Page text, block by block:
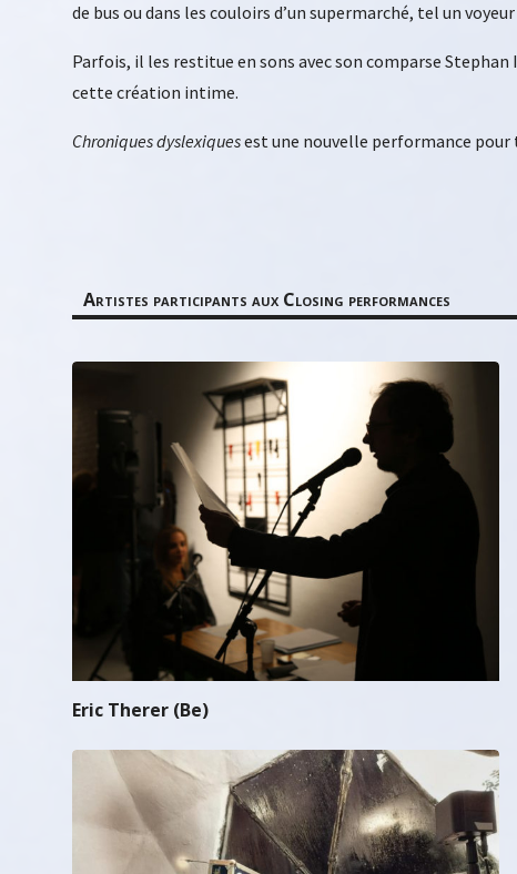
de bus ou dans les couloirs d’un supermarché, tel un
Parfois, il les restitue en sons avec son comparse
cette création intime.
Chroniques dyslexiquesest une nouvelle performance
Artistes participants aux Closing performances
Eric Therer (Be)